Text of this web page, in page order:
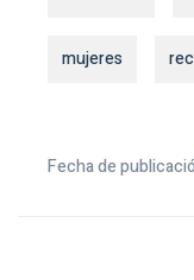
mujeres
Fecha de